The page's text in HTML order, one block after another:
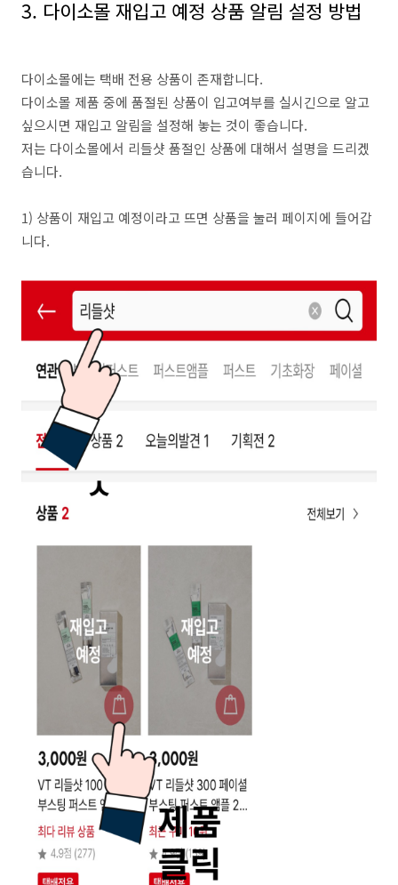
3. 다이소몰 재입고 예정 상품 알림 설정 방법
다이소몰에는 택배 전용 상품이 존재합니다.
다이소몰 제품 중에 품절된 상품이 입고여부를 실시긴으로 알고
싶으시면 재입고 알림을 설정해 놓는 것이 좋습니다.
저는 다이소몰에서 리들샷 품절인 상품에 대해서 설명을 드리겠
습니다.
1) 상품이 재입고 예정이라고 뜨면 상품을 눌러 페이지에 들어갑
니다.